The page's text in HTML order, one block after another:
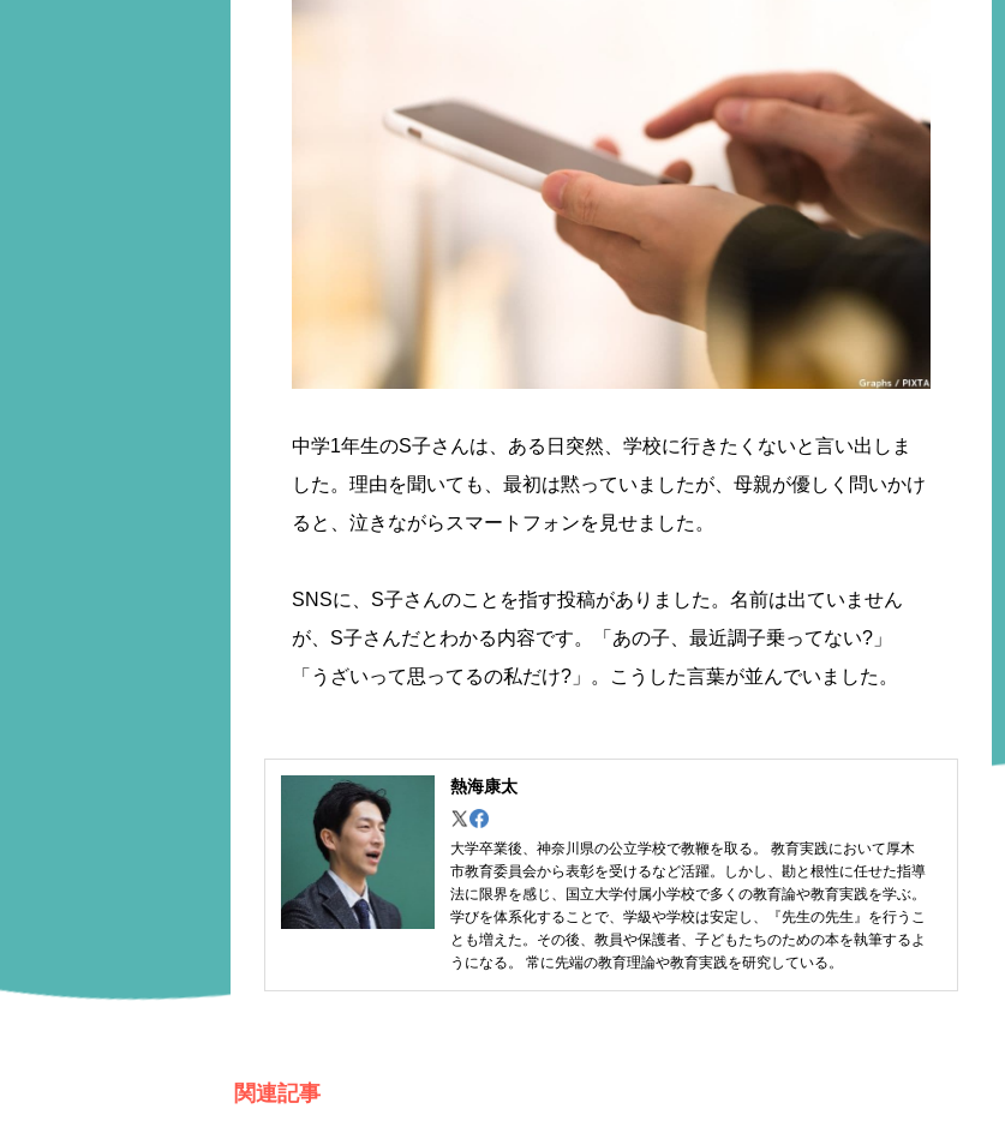
中学1年生のS子さんは、ある日突然、学校に行きたくないと言い出しま
した。理由を聞いても、最初は黙っていましたが、母親が優しく問いかけ
ると、泣きながらスマートフォンを見せました。
SNSに、S子さんのことを指す投稿がありました。名前は出ていません
が、S子さんだとわかる内容です。「あの子、最近調子乗ってない?」
「うざいって思ってるの私だけ?」。こうした言葉が並んでいました。
熱海康太
大学卒業後、神奈川県の公立学校で教鞭を取る。 教育実践において厚木
市教育委員会から表彰を受けるなど活躍。しかし、勘と根性に任せた指導
法に限界を感じ、国立大学付属小学校で多くの教育論や教育実践を学ぶ。
学びを体系化することで、学級や学校は安定し、『先生の先生』を行うこ
とも増えた。その後、教員や保護者、子どもたちのための本を執筆するよ
うになる。 常に先端の教育理論や教育実践を研究している。
関連記事